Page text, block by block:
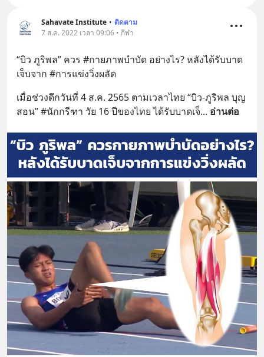
Sahavate Institute • ติดตาม
7 ส.ค. 2022 เวลา 09:06 • กีฬา
“บิว ภูริพล” ควร #กายภาพบำบัด อย่างไร? หลังได้รับบาด
เจ็บจาก #การแข่งวิ่งผลัด
เมื่อช่วงดึกวันที่ 4 ส.ค. 2565 ตามเวลาไทย “บิว-ภูริพล บุญ
สอน” #นักกรีฑา วัย 16 ปีของไทย ได้รับบาดเจ็... อ่านต่อ